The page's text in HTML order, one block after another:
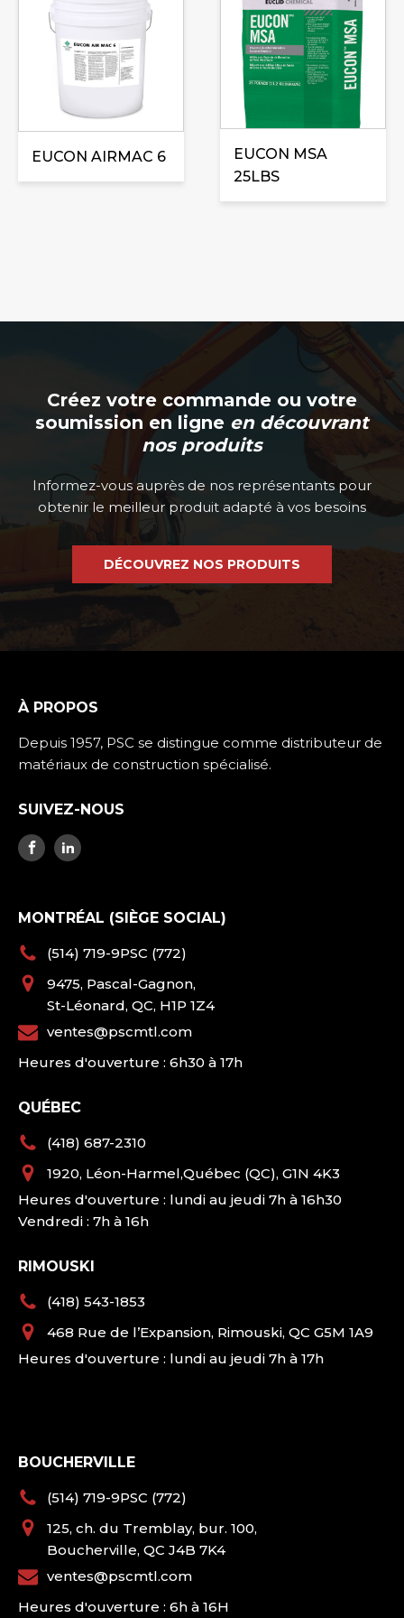
EUCON AIRMAC 6
EUCON MSA
25LBS
Créez votre commande ou votre
soumission en ligne en découvrant
nos produits
Informez-vous auprès de nos représentants pour
obtenir le meilleur produit adapté à vos besoins
DÉCOUVREZ NOS PRODUITS
À PROPOS
Depuis 1957, PSC se distingue comme distributeur de
matériaux de construction spécialisé.
SUIVEZ-NOUS
MONTRÉAL (SIÈGE SOCIAL)
(514) 719-9PSC (772)
9475, Pascal-Gagnon,
St-Léonard, QC, H1P 1Z4
ventes@pscmtl.com
Heures d'ouverture : 6h30 à 17h
QUÉBEC
(418) 687-2310
1920, Léon-Harmel,Québec (QC), G1N 4K3
Heures d'ouverture : lundi au jeudi 7h à 16h30
Vendredi : 7h à 16h
RIMOUSKI
(418) 543-1853
468 Rue de l’Expansion, Rimouski, QC G5M 1A9
Heures d'ouverture : lundi au jeudi 7h à 17h
BOUCHERVILLE
(514) 719-9PSC (772)
125, ch. du Tremblay, bur. 100,
Boucherville, QC J4B 7K4
ventes@pscmtl.com
Heures d'ouverture : 6h à 16H